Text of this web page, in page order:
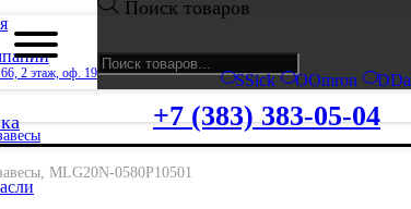
SSick OOmron D
2 этаж, оф. 19
Поиск товаров
+7 (383) 383-05-04
MLG20N-0580P10501